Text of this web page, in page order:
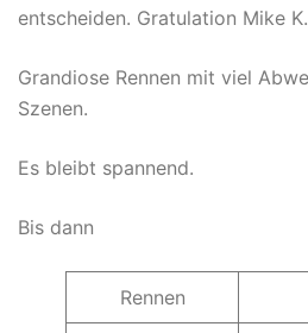
entscheiden. Gratulation Mike
Grandiose Rennen mit viel
Szenen.
Es bleibt spannend.
Bis dann
Rennen